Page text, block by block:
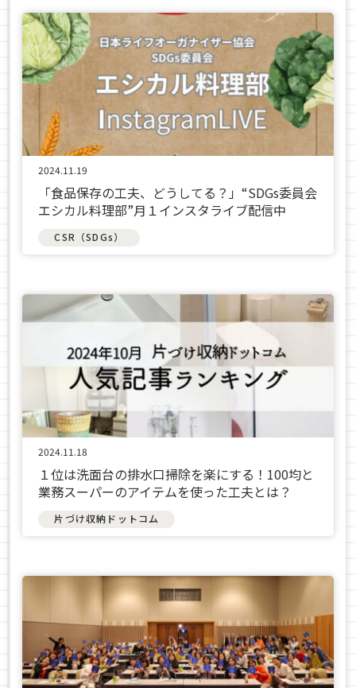
2024.11.19
「食品保存の工夫、どうしてる？」“SDGs委員会
エシカル料理部”月１インスタライブ配信中
CSR（SDGs）
2024.11.18
１位は洗面台の排水口掃除を楽にする！100均と
業務スーパーのアイテムを使った工夫とは？
片づけ収納ドットコム